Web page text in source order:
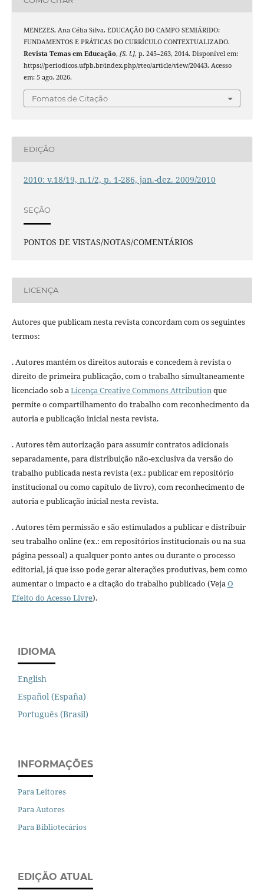
MENEZES, Ana Célia Silva. EDUCAÇÃO DO CAMPO SEMIÁRIDO:
FUNDAMENTOS E PRÁTICAS DO CURRÍCULO CONTEXTUALIZADO.
Revista Temas em Educação, [S. l.], p. 245–263, 2014. Disponível em:
https://periodicos.ufpb.br/index.php/rteo/article/view/20443. Acesso
em: 5 ago. 2026.
Fomatos de Citação
EDIÇÃO
2010: v.18/19, n.1/2, p. 1-286, jan.-dez. 2009/2010
SEÇÃO
PONTOS DE VISTAS/NOTAS/COMENTÁRIOS
LICENÇA
Autores que publicam nesta revista concordam com os seguintes
termos:
. Autores mantém os direitos autorais e concedem à revista o
direito de primeira publicação, com o trabalho simultaneamente
licenciado sob aLicença Creative Commons Attributionque
permite o compartilhamento do trabalho com reconhecimento da
autoria e publicação inicial nesta revista.
. Autores têm autorização para assumir contratos adicionais
separadamente, para distribuição não-exclusiva da versão do
trabalho publicada nesta revista (ex.: publicar em repositório
institucional ou como capítulo de livro), com reconhecimento de
autoria e publicação inicial nesta revista.
. Autores têm permissão e são estimulados a publicar e distribuir
seu trabalho online (ex.: em repositórios institucionais ou na sua
página pessoal) a qualquer ponto antes ou durante o processo
editorial, já que isso pode gerar alterações produtivas, bem como
aumentar o impacto e a citação do trabalho publicado (VejaO
Efeito do Acesso Livre).
IDIOMA
English
Español (España)
Português (Brasil)
INFORMAÇÕES
Para Leitores
Para Autores
Para Bibliotecários
EDIÇÃO ATUAL